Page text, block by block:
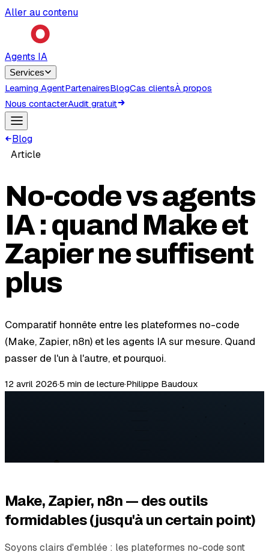
Aller au contenu
Agents IA
Services
Learning AgentPartenairesBlogCas clientsÀ propos
Nous contacterAudit gratuit
Blog
Article
No-code vs agents
IA : quand Make et
Zapier ne suffisent
plus
Comparatif honnête entre les plateformes no-code
(Make, Zapier, n8n) et les agents IA sur mesure. Quand
passer de l'un à l'autre, et pourquoi.
12 avril 2026·5 min de lecture·Philippe Baudoux
Make, Zapier, n8n — des outils
formidables (jusqu'à un certain point)
Soyons clairs d'emblée : les plateformes no-code sont